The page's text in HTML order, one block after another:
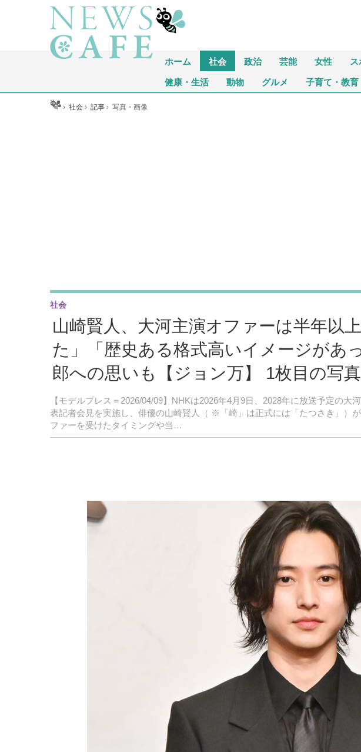
ホーム 社会 政治 芸能 女性 ス
健康・生活 動物 グルメ 子育て・教育
ホーム ›社会 ›記事 ›写真・画像
山崎賢人、大河主演オファーは半年以
た」「歴史ある格式高いイメージがあ
郎への思いも【ジョン万】 1枚目の写
【モデルプレス＝2026/04/09】NHKは2026年4月9日、2028年に放送予定の
表記者会見を実施し、俳優の山崎賢人（ ※「崎」は正式には「たつさき」）
ファーを受けたタイミングや当…
社会